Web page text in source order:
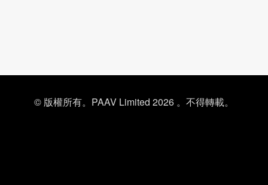
© 版權所有。PAAV Limited 2026 。不得轉載。